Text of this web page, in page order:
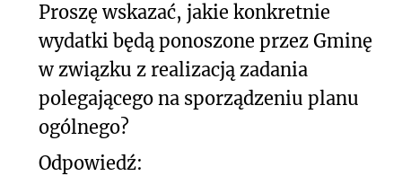
Proszę wskazać, jakie konkretnie
wydatki będą ponoszone przez Gminę
w związku z realizacją zadania
polegającego na sporządzeniu planu
ogólnego?
Odpowiedź: